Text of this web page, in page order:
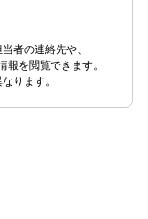
者の連絡先や、
報を閲覧できます。
ります。